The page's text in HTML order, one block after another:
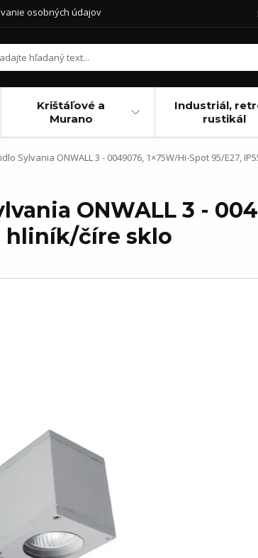
osobných údajov
Krištáľové a
Murano
Industriál,
rustikál
Sylvania ONWALL 3 - 0049076, 1×75W/Hi-Spot 95/E27,
ONWALL 3 -
hliník/číre sklo